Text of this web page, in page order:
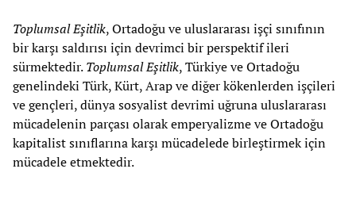
Toplumsal Eşitlik, Ortadoğu ve uluslararası işçi sınıfının
bir karşı saldırısı için devrimci bir perspektif ileri
sürmektedir.Toplumsal Eşitlik, Türkiye ve Ortadoğu
genelindeki Türk, Kürt, Arap ve diğer kökenlerden işçileri
ve gençleri, dünya sosyalist devrimi uğruna uluslararası
mücadelenin parçası olarak emperyalizme ve Ortadoğu
kapitalist sınıflarına karşı mücadelede birleştirmek için
mücadele etmektedir.